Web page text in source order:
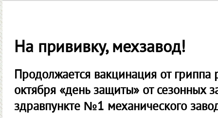
На прививку, мехзавод!
Продолжается вакцинация от
октября «день защиты» от сезонных
здравпункте №1 механического